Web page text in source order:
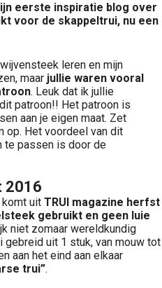
eerste inspiratie blog over
voor de skappeltrui, nu een
leren en mijn
maar jullie waren vooral
. Leuk dat ik jullie
patroon!! Het patroon is
aan je eigen maat. Zet
op. Het voordeel van dit
te passen is door de
2016
uit TRUI magazine herfst
gebruikt en geen luie
niet zomaar wereldkundig
gebreid uit 1 stuk, van mouw tot
aan het eind aan elkaar
trui”.